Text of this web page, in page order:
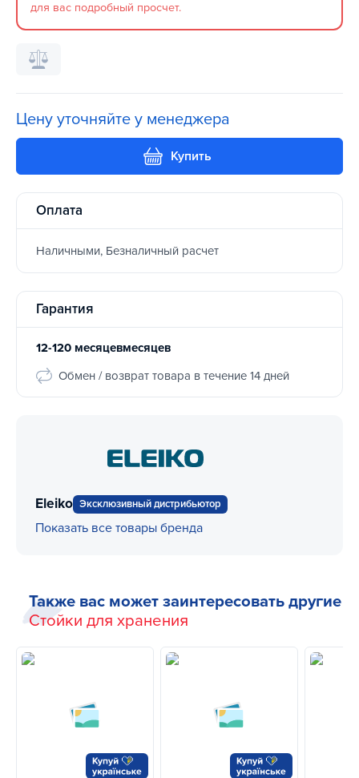
для вас подробный просчет.
Цену уточняйте у менеджера
Купить
Оплата
Наличными, Безналичный расчет
Гарантия
12-120 месяцевмесяцев
Обмен / возврат товара в течение 14 дней
Eleiko Эксклюзивный дистрибьютор
Показать все товары бренда
Также вас может заинтересовать другие
Стойки для хранения